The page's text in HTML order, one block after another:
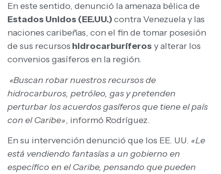
En este sentido, denunció la amenaza bélica de
Estados Unidos (EE.UU.)contra Venezuela y las
naciones caribeñas, con el fin de tomar posesión
de sus recursos hidrocarburíferos y alterar los
convenios gasíferos en la región.
«Buscan robar nuestros recursos de
hidrocarburos, petróleo, gas y pretenden
perturbar los acuerdos gasíferos que tiene el país
con el Caribe», informó Rodríguez.
En su intervención denunció que los EE. UU. «Le
está vendiendo fantasías a un gobierno en
específico en el Caribe, pensando que pueden